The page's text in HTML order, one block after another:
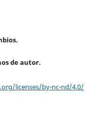
de autor.
licenses/by-nc-nd/4.0/